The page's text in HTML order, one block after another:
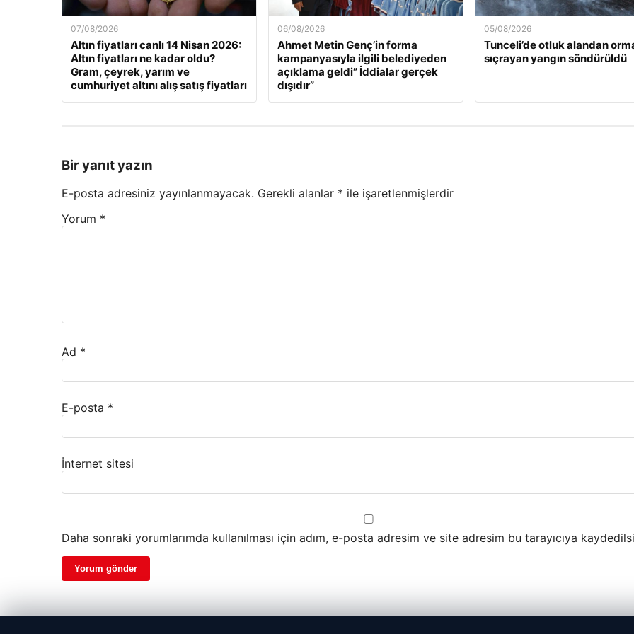
07/08/2026
Altın fiyatları canlı 14 Nisan 2026:
Altın fiyatları ne kadar oldu?
Gram, çeyrek, yarım ve
cumhuriyet altını alış satış fiyatları
06/08/2026
Ahmet Metin Genç’in forma
kampanyasıyla ilgili belediyeden
açıklama geldi” İddialar gerçek
dışıdır”
05/08/2026
Tunceli’de otluk alandan
sıçrayan yangın söndürüldü
Bir yanıt yazın
E-posta adresiniz yayınlanmayacak. Gerekli alanlar * ile işaretlenmişlerdir
Yorum *
Ad *
E-posta *
İnternet sitesi
Daha sonraki yorumlarımda kullanılması için adım, e-posta adresim ve site adresim bu tarayıcıya